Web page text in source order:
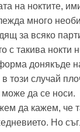
на ноктите,
много
за всяко
с такива нокти
донякъде
този случай
да се носи.
да кажем, че
Но